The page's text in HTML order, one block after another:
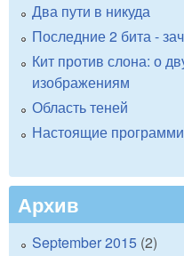
Два пути в никуда
Последние 2 бита -
Кит против слона: о
изображениям
Область теней
Настоящие
Архив
September 2015 (2)